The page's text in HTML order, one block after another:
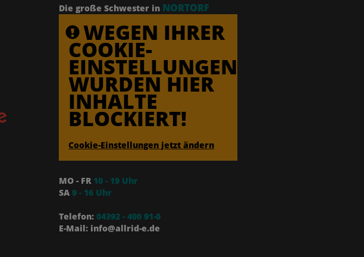
Die große Schwester in NORTORF
WEGEN IHRER
COOKIE-
EINSTELLUNGEN
WURDEN HIER
INHALTE
BLOCKIERT!
Cookie-Einstellungen jetzt ändern
MO - FR 10 - 19 Uhr
SA9 - 16 Uhr
Telefon: 04392 - 400 91-0
E-Mail: info@allrid-e.de